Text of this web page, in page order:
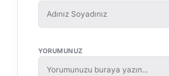
YORUMUNUZ